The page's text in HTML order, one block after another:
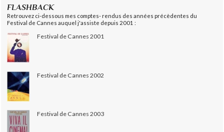
FLASHBACK
Retrouvez ci-dessous mes comptes- rendus des années précèdentes du
Festival de Cannes auquel j'assiste depuis 2001 :
Festival de Cannes 2001
Festival de Cannes 2002
Festival de Cannes 2003